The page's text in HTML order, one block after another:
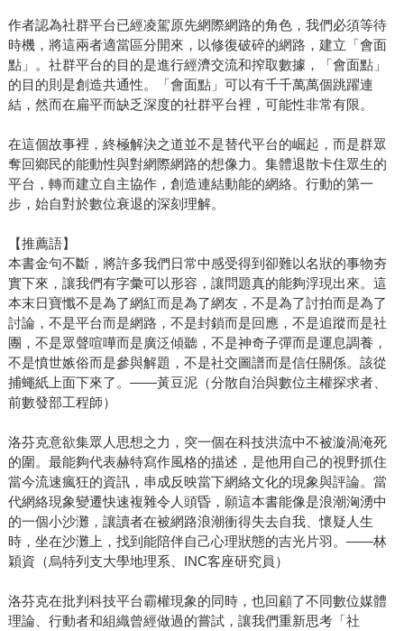
作者認為社群平台已經凌駕原先網際網路的角色，我們必須等待
時機，將這兩者適當區分開來，以修復破碎的網路，建立「會面
點」。社群平台的目的是進行經濟交流和搾取數據，「會面點」
的目的則是創造共通性。「會面點」可以有千千萬萬個跳躍連
結，然而在扁平而缺乏深度的社群平台裡，可能性非常有限。
在這個故事裡，終極解決之道並不是替代平台的崛起，而是群眾
奪回鄉民的能動性與對網際網路的想像力。集體退散卡住眾生的
平台，轉而建立自主協作，創造連結動能的網絡。行動的第一
步，始自對於數位衰退的深刻理解。
【推薦語】
本書金句不斷，將許多我們日常中感受得到卻難以名狀的事物夯
實下來，讓我們有字彙可以形容，讓問題真的能夠浮現出來。這
本末日寶懺不是為了網紅而是為了網友，不是為了討拍而是為了
討論，不是平台而是網路，不是封鎖而是回應，不是追蹤而是社
團，不是眾聲喧嘩而是廣泛傾聽，不是神奇子彈而是運息調養，
不是憤世嫉俗而是參與解題，不是社交圖譜而是信任關係。該從
捕蠅紙上面下來了。——黃豆泥（分散自治與數位主權探求者、
前數發部工程師）
洛芬克意欲集眾人思想之力，突一個在科技洪流中不被漩渦淹死
的圍。最能夠代表赫特寫作風格的描述，是他用自己的視野抓住
當今流速瘋狂的資訊，串成反映當下網絡文化的現象與評論。當
代網絡現象變遷快速複雜令人頭昏，願這本書能像是浪潮洶湧中
的一個小沙灘，讓讀者在被網路浪潮衝得失去自我、懷疑人生
時，坐在沙灘上，找到能陪伴自己心理狀態的吉光片羽。——林
穎資（烏特列支大學地理系、INC客座研究員）
洛芬克在批判科技平台霸權現象的同時，也回顧了不同數位媒體
理論、行動者和組織曾經做過的嘗試，讓我們重新思考「社